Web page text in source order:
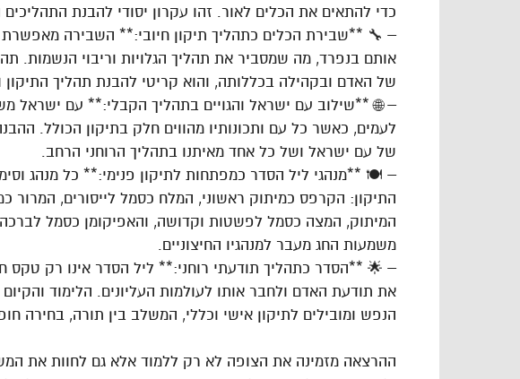
כדי להתאים את הכלים לאור. זהו עקרון יסודי להבנת התהליכים
– 🔧 **שבירת הכלים כתהליך תיקון חיובי:** השבירה
אותם בנפרד, מה שמסביר את תהליך הגלויות וריבוי הנשמות.
של האדם ובקהילה בכללותה, והוא קריטי להבנת תהליך התיקון
– 🌐 **שילוב עם ישראל והגויים בתהליך הקבלי:** עם ישראל
לעמים, כאשר כל עם ותכונותיו מהווים חלק בתיקון הכולל.
של עם ישראל ושל כל אחד מאיתנו בתהליך הרוחני הרחב.
– 🍽️ **מנהגי ליל הסדר כמפתחות לתיקון פנימי:** כל מנהג
התיקון: הקרפס כמיתוק ראשוני, המלח כסמל לייסורים, המרור
המיתוק, המצה כסמל לפשטות וקדושה, והאפיקומן כסמל
משמעות החג מעבר למנהגיו החיצוניים.
– 🌟 **הסדר כתהליך תודעתי רוחני:** ליל הסדר אינו רק טקס
את תודעת האדם ולחבר אותו לעולמות העליונים. הלימוד
הנפש ומובילים לתיקון אישי וכללי, המשלב בין תורה, בחירה
ההרצאה מזמינה את הצופה לא רק ללמוד אלא גם לחוות את